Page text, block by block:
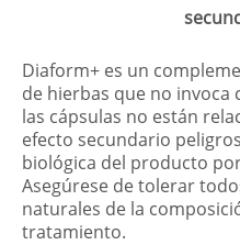
Diaform+ es un
de hierbas que no invoca
las cápsulas no están
efecto secundario
biológica del producto
Asegúrese de tolerar
naturales de la
tratamiento.